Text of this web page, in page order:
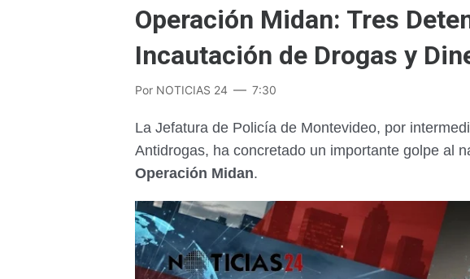
Operación Midan: Tres
Incautación de Drogas y
Por NOTICIAS 24 7:30
La Jefatura de Policía de Montevideo, por
Antidrogas, ha concretado un importante golpe al
Operación Midan.